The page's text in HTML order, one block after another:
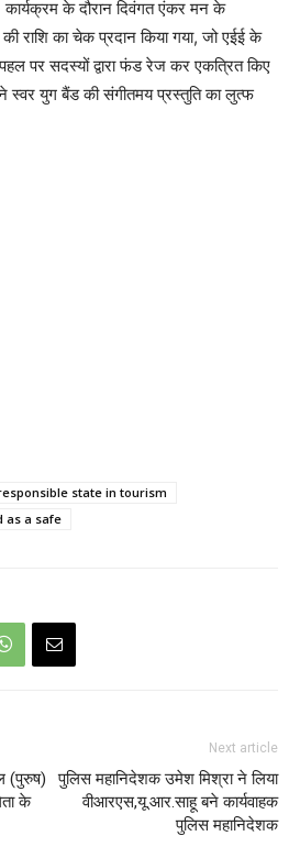
के दौरान दिवंगत एंकर मन के
राशि का चेक प्रदान किया गया, जो एईई के
पर सदस्यों द्वारा फंड रेज कर एकत्रित किए
स्वर युग बैंड की संगीतमय प्रस्तुति का लुत्फ
state in tourism
as a safe
(पुरुष)
के
Next article
पुलिस महानिदेशक उमेश मिश्रा ने लिया
वीआरएस,यू.आर.साहू बने कार्यवाहक
पुलिस महानिदेशक